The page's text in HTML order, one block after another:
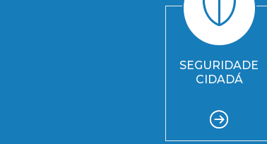
SEGURIDADE
CIDADÁ